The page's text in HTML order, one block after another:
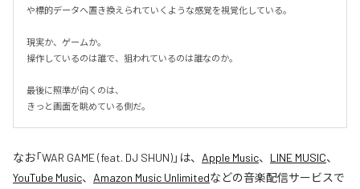
や標的データへ置き換えられていくような感覚を視覚化している。
現実か、ゲームか。
操作しているのは誰で、狙われているのは誰なのか。
最後に照準が向くのは、
きっと画面を眺めている側だ。
なお「WAR GAME (feat. DJ SHUN)」は、 Apple Music、 LINE MUSIC、
YouTube Music、 Amazon Music Unlimitedなどの音楽配信サービスで